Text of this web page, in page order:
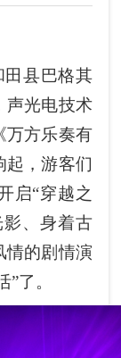
县巴格其
声光电技术
万方乐奏有
起，游客们
启“穿越之
、身着古
情的剧情演
了。